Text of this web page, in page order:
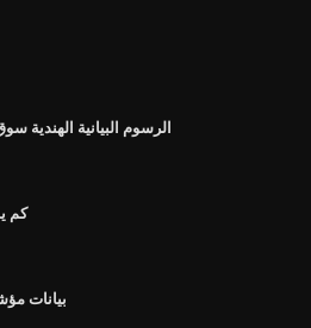
الرسوم البيانية الهندية
كم
بيانات مؤشر